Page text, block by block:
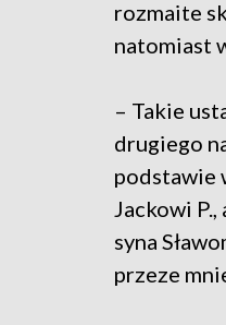
rozmaite
natomiast
– Takie
drugiego
podstawie
Jackowi
syna
przeze